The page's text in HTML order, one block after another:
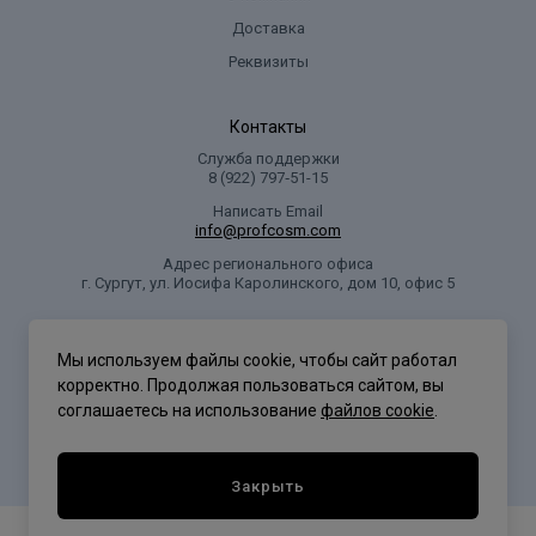
cocamide mida, cocamidopropyl betaine, olli 20, isamino peg/p
Доставка
Реквизиты
Контакты
Служба поддержки
8 (922) 797‑51-15
Написать Email
info@profcosm.com
Адрес регионального офиса
г. Сургут, ул. Иосифа Каролинского, дом 10, офис 5
Мы используем файлы cookie, чтобы сайт работал
корректно. Продолжая пользоваться сайтом, вы
соглашаетесь на использование файлов cookie
Закрыть